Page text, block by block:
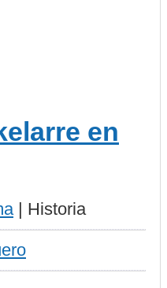
| Historia